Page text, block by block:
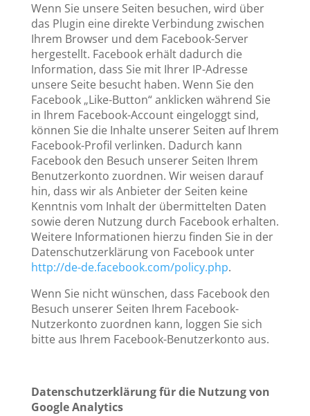
Wenn Sie unsere Seiten besuchen, wird über
das Plugin eine direkte Verbindung zwischen
Ihrem Browser und dem Facebook-Server
hergestellt. Facebook erhält dadurch die
Information, dass Sie mit Ihrer IP-Adresse
unsere Seite besucht haben. Wenn Sie den
Facebook „Like-Button“ anklicken während Sie
in Ihrem Facebook-Account eingeloggt sind,
können Sie die Inhalte unserer Seiten auf Ihrem
Facebook-Profil verlinken. Dadurch kann
Facebook den Besuch unserer Seiten Ihrem
Benutzerkonto zuordnen. Wir weisen darauf
hin, dass wir als Anbieter der Seiten keine
Kenntnis vom Inhalt der übermittelten Daten
sowie deren Nutzung durch Facebook erhalten.
Weitere Informationen hierzu finden Sie in der
Datenschutzerklärung von Facebook unter
http://de-de.facebook.com/policy.php.
Wenn Sie nicht wünschen, dass Facebook den
Besuch unserer Seiten Ihrem Facebook-
Nutzerkonto zuordnen kann, loggen Sie sich
bitte aus Ihrem Facebook-Benutzerkonto aus.
Datenschutzerklärung für die Nutzung von
Google Analytics